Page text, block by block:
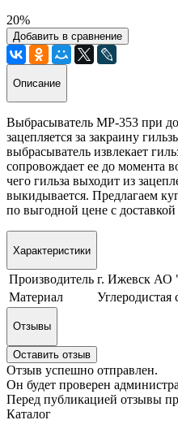
20%
Добавить в сравнение
Описание
Выбрасыватель МР-353 при
зацепляется за закраину
выбрасыватель извлекает
сопровождает ее до момента
чего гильза выходит из
выкидывается. Предлагаем
по выгодной цене с
Характеристики
Производитель г. Ижевск
Материал
Углеродистая
Отзывы
Оставить отзыв
Отзыв успешно отправлен.
Он будет проверен
Перед публикацией отзывы
Каталог